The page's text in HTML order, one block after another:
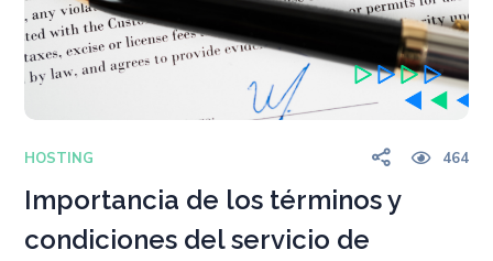
HOSTING 464
Importancia de los términos y
condiciones del servicio de